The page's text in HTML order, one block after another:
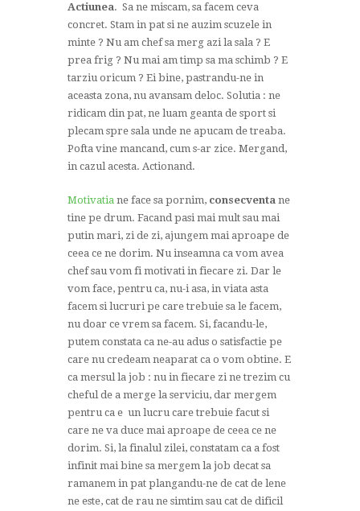
Actiunea. Sa ne miscam, sa facem ceva
concret. Stam in pat si ne auzim scuzele in
minte ? Nu am chef sa merg azi la sala ? E
prea frig ? Nu mai am timp sa ma schimb ? E
tarziu oricum ? Ei bine, pastrandu-ne in
aceasta zona, nu avansam deloc. Solutia : ne
ridicam din pat, ne luam geanta de sport si
plecam spre sala unde ne apucam de treaba.
Pofta vine mancand, cum s-ar zice. Mergand,
in cazul acesta. Actionand.
Motivatia ne face sa pornim, consecventa ne
tine pe drum. Facand pasi mai mult sau mai
putin mari, zi de zi, ajungem mai aproape de
ceea ce ne dorim. Nu inseamna ca vom avea
chef sau vom fi motivati in fiecare zi. Dar le
vom face, pentru ca, nu-i asa, in viata asta
facem si lucruri pe care trebuie sa le facem,
nu doar ce vrem sa facem. Si, facandu-le,
putem constata ca ne-au adus o satisfactie pe
care nu credeam neaparat ca o vom obtine. E
ca mersul la job : nu in fiecare zi ne trezim cu
cheful de a merge la serviciu, dar mergem
pentru ca e un lucru care trebuie facut si
care ne va duce mai aproape de ceea ce ne
dorim. Si, la finalul zilei, constatam ca a fost
infinit mai bine sa mergem la job decat sa
ramanem in pat plangandu-ne de cat de lene
ne este, cat de rau ne simtim sau cat de dificil